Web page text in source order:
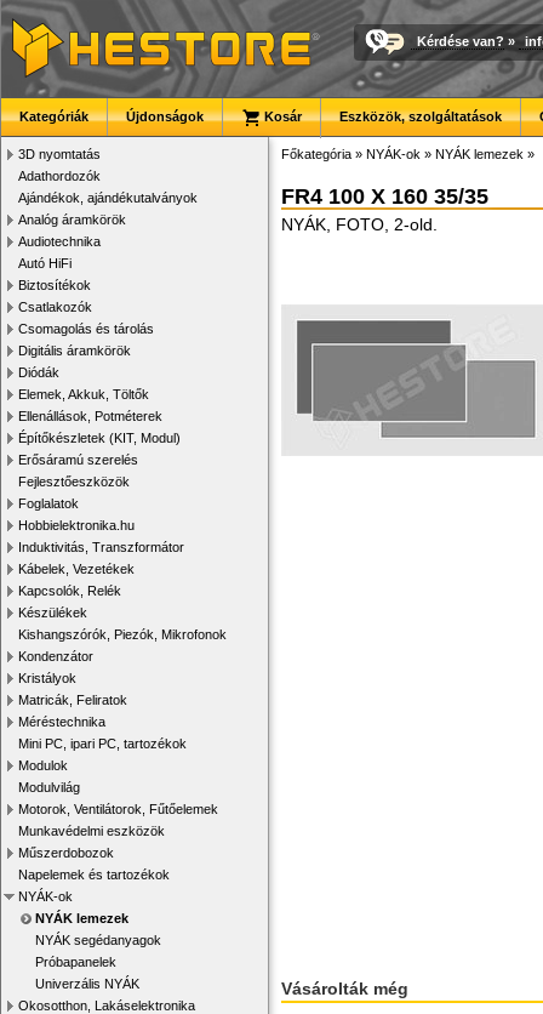
Kérdése van? »
Kategóriák Újdonságok Kosár Eszközök, szolgáltatások
3D nyomtatás
Adathordozók
Ajándékok, ajándékutalványok
Analóg áramkörök
Audiotechnika
Autó HiFi
Biztosítékok
Csatlakozók
Csomagolás és tárolás
Digitális áramkörök
Diódák
Elemek, Akkuk, Töltők
Ellenállások, Potméterek
Építőkészletek (KIT, Modul)
Erősáramú szerelés
Fejlesztőeszközök
Foglalatok
Hobbielektronika.hu
Induktivitás, Transzformátor
Kábelek, Vezetékek
Kapcsolók, Relék
Készülékek
Kishangszórók, Piezók, Mikrofonok
Kondenzátor
Kristályok
Matricák, Feliratok
Méréstechnika
Mini PC, ipari PC, tartozékok
Modulok
Modulvilág
Motorok, Ventilátorok, Fűtőelemek
Munkavédelmi eszközök
Műszerdobozok
Napelemek és tartozékok
NYÁK-ok
NYÁK lemezek
NYÁK segédanyagok
Próbapanelek
Univerzális NYÁK
Okosotthon, Lakáselektronika
Főkategória » NYÁK-ok » NYÁK lemezek »
FR4 100 X 160 35/35
NYÁK, FOTO, 2-old.
Vásárolták még